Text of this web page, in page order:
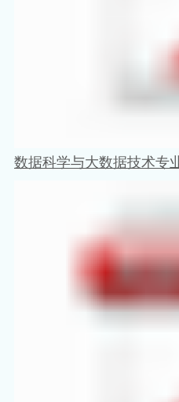
数据科学与大数据技术专